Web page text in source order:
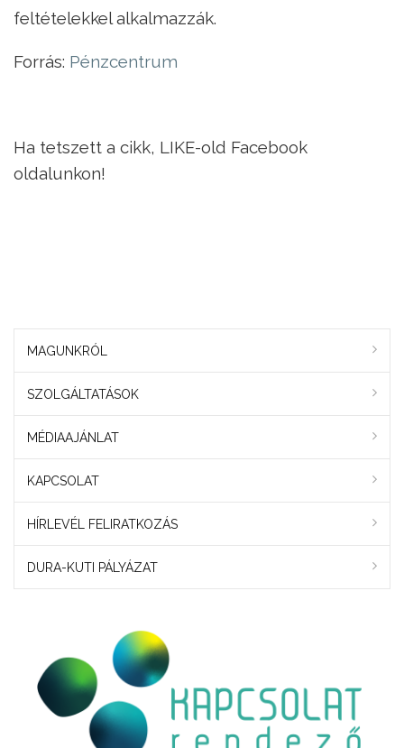
feltételekkel alkalmazzák.
Forrás: Pénzcentrum
Ha tetszett a cikk, LIKE-old Facebook
oldalunkon!
MAGUNKRÓL
SZOLGÁLTATÁSOK
MÉDIAAJÁNLAT
KAPCSOLAT
HÍRLEVÉL FELIRATKOZÁS
DURA-KUTI PÁLYÁZAT